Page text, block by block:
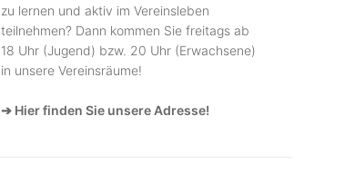
zu lernen und aktiv im Vereinsleben
teilnehmen? Dann kommen Sie freitags ab
18 Uhr (Jugend) bzw. 20 Uhr (Erwachsene)
in unsere Vereinsräume!
➔ Hier finden Sie unsere Adresse!